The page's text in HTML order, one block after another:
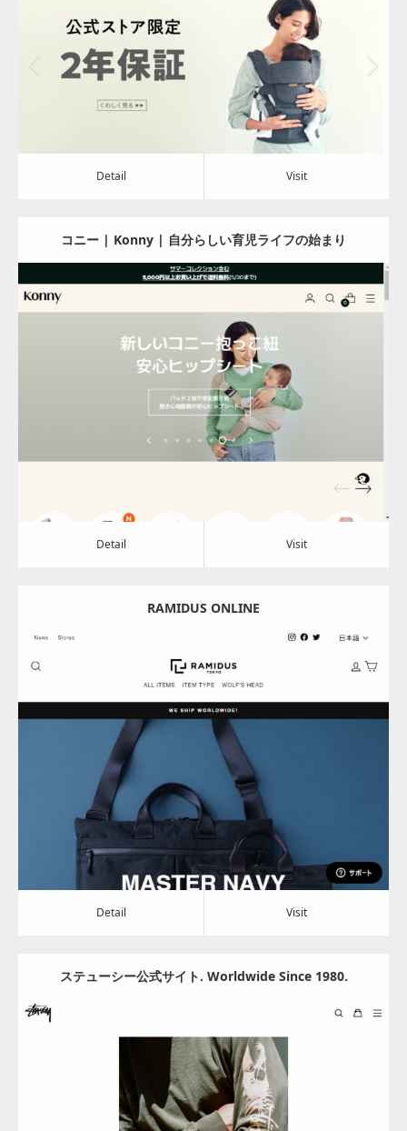
アパレル・バッグ
Detail Visit
Detail Visit
コニー | Konny | 自分らしい育児ライフの始まり
Update:2024.08.01
Category: アパレル・バッグ
Detail Visit
RAMIDUS ONLINE
Update:2024.07.05
Category:
アパレル・バッグ
Detail Visit
Detail Visit
ステューシー公式サイト. Worldwide Since 1980.
Update:2024.06.28
Category:アパレル・バッグ